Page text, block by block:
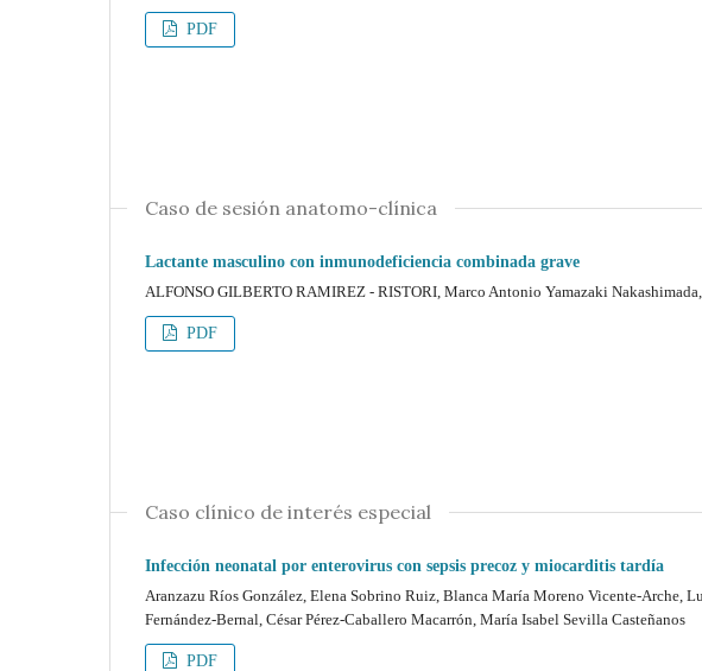
PDF
Caso de sesión anatomo-clínica
Lactante masculino con inmunodeficiencia combinada grave
ALFONSO GILBERTO RAMIREZ - RISTORI, Marco Antonio Yamazaki
PDF
Caso clínico de interés especial
Infección neonatal por enterovirus con sepsis precoz y miocarditis tardía
Aranzazu Ríos González, Elena Sobrino Ruiz, Blanca María Moreno Vicente-Arche,
Fernández-Bernal, César Pérez-Caballero Macarrón, María Isabel Sevilla Casteñanos
PDF